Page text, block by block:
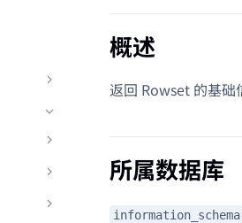
概述
返回 Rowset 的基础
所属数据库
information_schema